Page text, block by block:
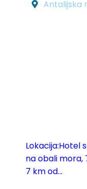
Antalijska
Lokacija:Hotel
na obali mora,
7 km od...